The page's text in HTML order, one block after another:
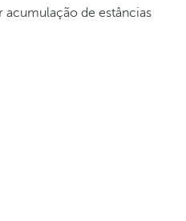
acumulação de estâncias